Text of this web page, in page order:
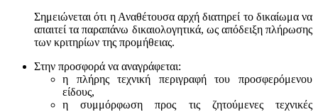
Σημειώνεται ότι η Αναθέτουσα αρχή διατηρεί το δικαίωμα να
απαιτεί τα παραπάνω δικαιολογητικά, ως απόδειξη πλήρωσης
των κριτηρίων της προμήθειας.
Στην προσφορά να αναγράφεται:
η πλήρης τεχνική περιγραφή του προσφερόμενου
είδους,
η συμμόρφωση προς τις ζητούμενες τεχνικές